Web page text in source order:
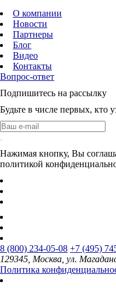
О компании
Новости
Партнеры
Блог
Видео
Контакты
Вопрос-ответ
Подпишитесь на рассылку
Будьте в числе первых, кто
Нажимая кнопку, Вы
политикой
8 (800) 234-05-08 +7 (495)
129345, Москва, ул.
Политика